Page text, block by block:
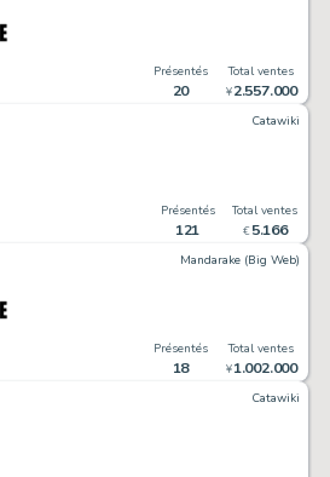
Présentés
20
Total ventes
¥2.557.000
Catawiki
Présentés
121
Total ventes
€ 5.166
Mandarake (Big Web)
Présentés
18
Total ventes
¥1.002.000
Catawiki